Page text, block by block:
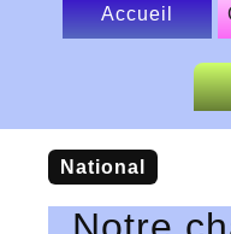
Accueil
national